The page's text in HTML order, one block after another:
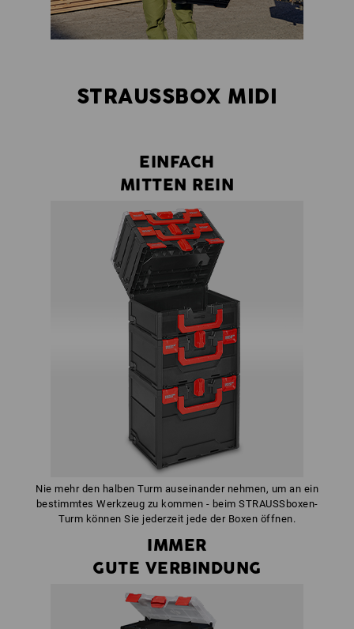
STRAUSSBOX MIDI
EINFACH
MITTEN REIN
Nie mehr den halben Turm auseinander nehmen, um an ein
bestimmtes Werkzeug zu kommen - beim STRAUSSboxen-
Turm können Sie jederzeit jede der Boxen öffnen.
IMMER
GUTE VERBINDUNG